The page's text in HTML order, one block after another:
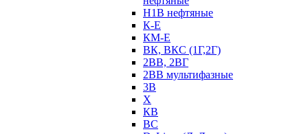
Н1В нефтяные
К-Е
КМ-Е
ВК, ВКС (1Г,2Г)
2ВВ, 2ВГ
2ВВ мультифазные
3В
Х
КВ
ВС